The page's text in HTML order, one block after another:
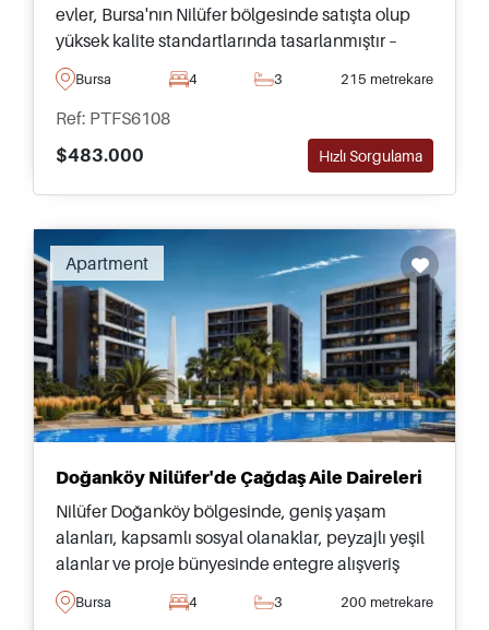
evler, Bursa'nın Nilüfer bölgesinde satışta olup
yüksek kalite standartlarında tasarlanmıştır –
sürekli yerleşim için taşınmak isteyenler için
idealdir.
Bursa 4 3 215 metrekare
Ref: PTFS6108
$483.000
Hızlı Sorgulama
Recommended
Apartment
Doğanköy Nilüfer'de Çağdaş Aile Daireleri
Nilüfer Doğanköy bölgesinde, geniş yaşam
alanları, kapsamlı sosyal olanaklar, peyzajlı yeşil
alanlar ve proje bünyesinde entegre alışveriş
alanına erişim sunan modern daireler.
Bursa 4 3 200 metrekare